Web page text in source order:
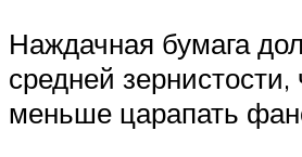
Наждачная бумага
средней зернистости,
меньше царапать